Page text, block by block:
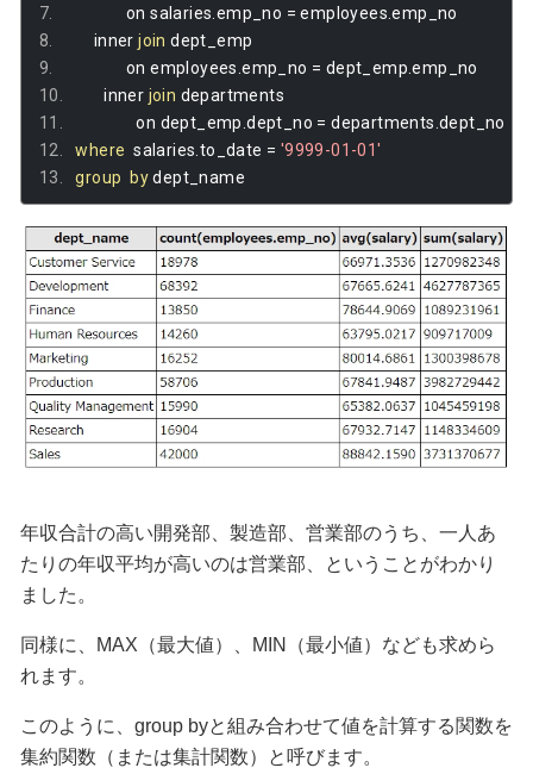
               on salaries
emp_no = employees .emp_no
       inner
join dept_emp
               on employees
.emp_no = dept_emp .emp_no
       inner
join departments
               on dept_emp
.dept_no = departments .dept_no
where
  salaries
to_date = '9999-01-01'
group
by dept_name
年収合計の高い開発部、製造部、営業部のうち、一人あ
たりの年収平均が高いのは営業部、ということがわかり
ました。
同様に、MAX（最大値）、MIN（最小値）なども求めら
れます。
このように、group byと組み合わせて値を計算する関数を
集約関数（または集計関数）と呼びます。